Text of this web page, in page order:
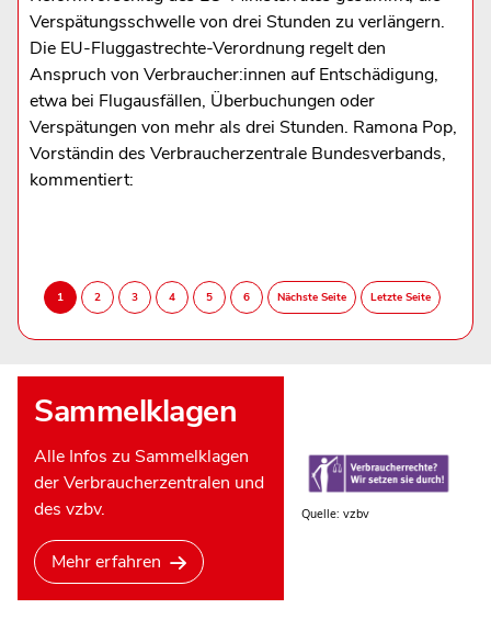
Verspätungsschwelle von drei Stunden zu verlängern.
Die EU-Fluggastrechte-Verordnung regelt den
Anspruch von Verbraucher:innen auf Entschädigung,
etwa bei Flugausfällen, Überbuchungen oder
Verspätungen von mehr als drei Stunden. Ramona Pop,
Vorständin des Verbraucherzentrale Bundesverbands,
kommentiert:
Sammelklagen
Alle Infos zu Sammelklagen
der Verbraucherzentralen und
des vzbv.
Mehr erfahren
Quelle: vzbv